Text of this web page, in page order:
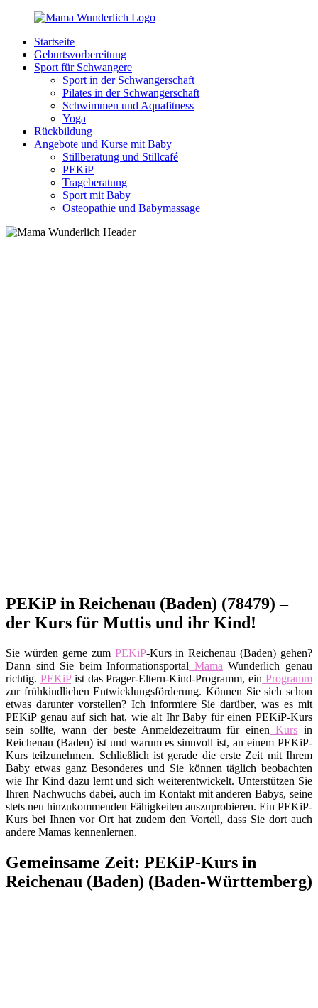
Zurück
Inhalt
MamaWunderlich.de
Mutti
sein
wunderbar!
Startseite
Geburtsvorbereitung
Sport für Schwangere
Sport in der Schwangerschaft
Pilates in der Schwangerschaft
Schwimmen und Aquafitness
Yoga
Rückbildung
Angebote und Kurse mit Baby
Stillberatung und Stillcafé
PEKiP
Trageberatung
Sport mit Baby
Osteopathie und Babymassage
PEKiP in Reichenau (Baden) (78479) –
der Kurs für Muttis und ihr Kind!
Sie würden gerne zum PEKiP-Kurs in Reichenau (Baden) gehen?
Dann sind Sie beim Informationsportal Mama Wunderlich genau
richtig. PEKiPist das Prager-Eltern-Kind-Programm, ein Programm
zur frühkindlichen Entwicklungsförderung. Können Sie sich schon
etwas darunter vorstellen? Ich informiere Sie darüber, was es mit
PEKiP genau auf sich hat, wie alt Ihr Baby für einen PEKiP-Kurs
sein sollte, wann der beste Anmeldezeitraum für einen Kurs in
Reichenau (Baden) ist und warum es sinnvoll ist, an einem PEKiP-
Kurs teilzunehmen. Schließlich ist gerade die erste Zeit mit Ihrem
Baby etwas ganz Besonderes und Sie können täglich beobachten
wie Ihr Kind dazu lernt und sich weiterentwickelt. Unterstützen Sie
Ihren Nachwuchs dabei, auch im Kontakt mit anderen Babys, seine
stets neu hinzukommenden Fähigkeiten auszuprobieren. Ein PEKiP-
Kurs bei Ihnen vor Ort hat zudem den Vorteil, dass Sie dort auch
andere Mamas kennenlernen.
Gemeinsame Zeit: PEKiP-Kurs in
Reichenau (Baden) (Baden-Württemberg)